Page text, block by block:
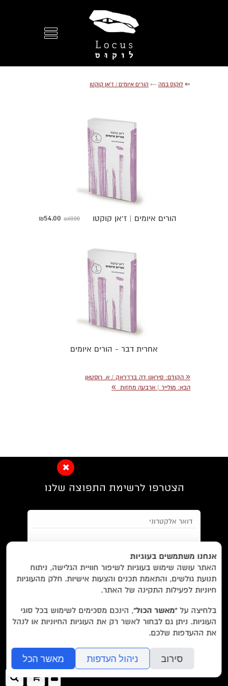
⇐ לוקוס במה ← הורים איומים / ז'אן קוקטו
₪60.00
₪54.00 הורים איומים | ז'אן קוקטו
אחרית דבר - הורים איומים
« הקודם: סיראנו דה ברז׳ראק / א. רוסטאן
הבא: מולייר | ארבעה מחזות »
הצטרפו לרשימת התפוצה שלנו
מאשר/ת אתתנאי השימוש והצטרפות למאגר הלקוחות וקבלת
הודעות מאתר זה בלבד (לא ספאם)
בשליחת הטופס אתם מאשרים אתמדיניות הפרטיותשל האתר.
EN/
Foreign Rights /
מבצעים /
ביקורות/ על לוקוס/ הסדרות/
הסופרים/
צרו קשר/
עוד באתר:
לוקוס הוצאה לאור Locus Publishing House
editor@locusbooks.co.il
ההזמנה
אנחנו משתמשים בעוגיות
האתר עושה שימוש בעוגיות לשיפור חוויית הגלישה, ניתוח
תנועת גולשים, והתאמת תכנים והצעות אישיות. חלק מהעוגיות
חיוניות לפעילות התקינה של האתר.
בלחיצה על“מאשר הכול”, הינכם מסכימים לשימוש בכל סוגי
העוגיות. ניתן גם לבחור לאשר רק את העוגיות החיוניות או לנהל
את ההעדפות שלכם.
סירוב ניהול העדפות מאשר הכל